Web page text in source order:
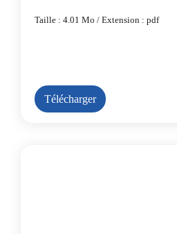
Taille : 4.01 Mo / Extension : pdf
Télécharger